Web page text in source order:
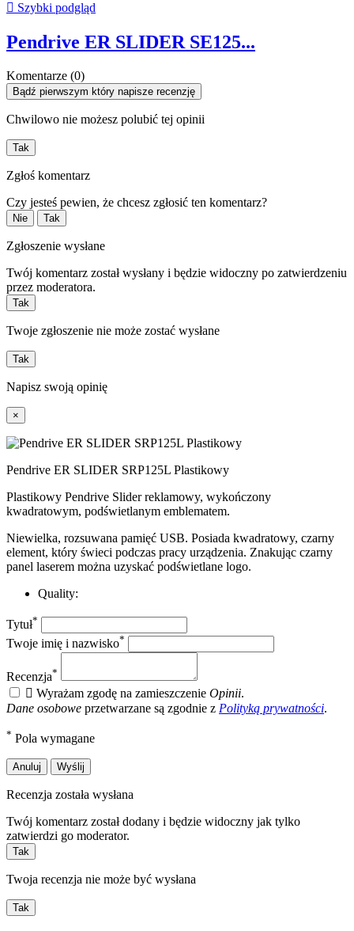
 Szybki podgląd
Pendrive ER SLIDER SE125...
Komentarze (0)
Bądź pierwszym który napisze recenzję
Chwilowo nie możesz polubić tej opinii
Tak
Zgłoś komentarz
Czy jesteś pewien, że chcesz zgłosić ten komentarz?
Nie Tak
Zgłoszenie wysłane
Twój komentarz został wysłany i będzie widoczny po zatwierdzeniu
przez moderatora.
Tak
Twoje zgłoszenie nie może zostać wysłane
Tak
Napisz swoją opinię
×
Pendrive ER SLIDER SRP125L Plastikowy
Plastikowy Pendrive Slider reklamowy, wykończony
kwadratowym, podświetlanym emblematem.
Niewielka, rozsuwana pamięć USB. Posiada kwadratowy, czarny
element, który świeci podczas pracy urządzenia. Znakując czarny
panel laserem można uzyskać podświetlane logo.
Quality:
Tytuł*
Twoje imię i nazwisko*
Recenzja*
 Wyrażam zgodę na zamieszczenie Opinii.
Dane osobowe przetwarzane są zgodnie z Polityką prywatności.
* Pola wymagane
Anuluj Wyślij
Recenzja została wysłana
Twój komentarz został dodany i będzie widoczny jak tylko
zatwierdzi go moderator.
Tak
Twoja recenzja nie może być wysłana
Tak